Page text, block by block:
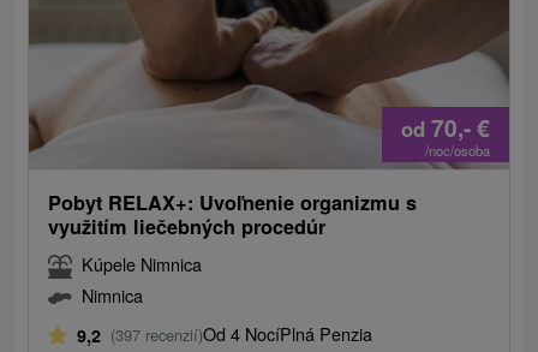
od 70,-€
/noc/osoba
Pobyt RELAX+: Uvoľnenie organizmu s
využitím liečebných procedúr
Kúpele Nimnica
Nimnica
9,2 (397 recenzií)Od 4 NocíPlná Penzia